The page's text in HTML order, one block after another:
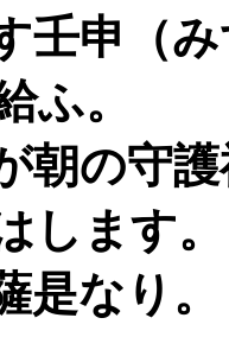
壬申（
ふ。
朝の守
します。
是なり。